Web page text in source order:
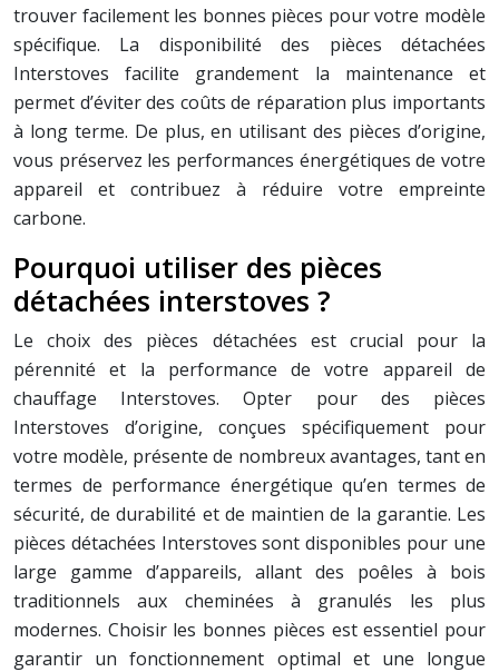
trouver facilement les bonnes pièces pour votre modèle
spécifique. La disponibilité des pièces détachées
Interstoves facilite grandement la maintenance et
permet d’éviter des coûts de réparation plus importants
à long terme. De plus, en utilisant des pièces d’origine,
vous préservez les performances énergétiques de votre
appareil et contribuez à réduire votre empreinte
carbone.
Pourquoi utiliser des pièces
détachées interstoves ?
Le choix des pièces détachées est crucial pour la
pérennité et la performance de votre appareil de
chauffage Interstoves. Opter pour des pièces
Interstoves d’origine, conçues spécifiquement pour
votre modèle, présente de nombreux avantages, tant en
termes de performance énergétique qu’en termes de
sécurité, de durabilité et de maintien de la garantie. Les
pièces détachées Interstoves sont disponibles pour une
large gamme d’appareils, allant des poêles à bois
traditionnels aux cheminées à granulés les plus
modernes. Choisir les bonnes pièces est essentiel pour
garantir un fonctionnement optimal et une longue